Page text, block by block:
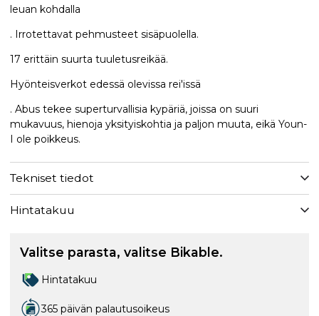
leuan kohdalla
. Irrotettavat pehmusteet sisäpuolella.
17 erittäin suurta tuuletusreikää.
Hyönteisverkot edessä olevissa rei'issä
. Abus tekee superturvallisia kypäriä, joissa on suuri
mukavuus, hienoja yksityiskohtia ja paljon muuta, eikä Youn-
I ole poikkeus.
Tekniset tiedot
Hintatakuu
Valitse parasta, valitse Bikable.
Hintatakuu
365 päivän palautusoikeus